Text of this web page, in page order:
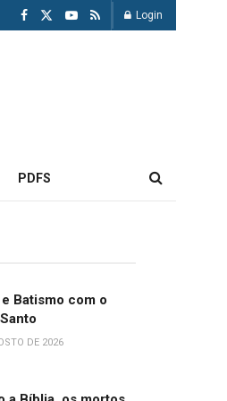
Login
PDFS
Batismo com o
DE 2026